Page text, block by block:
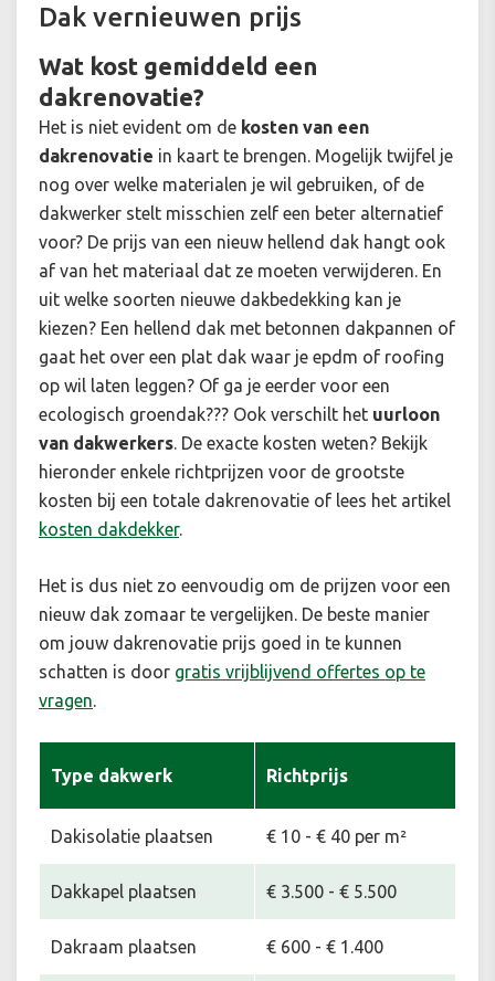
Dak vernieuwen prijs
Wat kost gemiddeld een
dakrenovatie?
Het is niet evident om de kosten van een
dakrenovatie in kaart te brengen. Mogelijk twijfel je
nog over welke materialen je wil gebruiken, of de
dakwerker stelt misschien zelf een beter alternatief
voor? De prijs van een nieuw hellend dak hangt ook
af van het materiaal dat ze moeten verwijderen. En
uit welke soorten nieuwe dakbedekking kan je
kiezen? Een hellend dak met betonnen dakpannen of
gaat het over een plat dak waar je epdm of roofing
op wil laten leggen? Of ga je eerder voor een
ecologisch groendak??? Ook verschilt het uurloon
van dakwerkers. De exacte kosten weten? Bekijk
hieronder enkele richtprijzen voor de grootste
kosten bij een totale dakrenovatie of lees het artikel
kosten dakdekker.
Het is dus niet zo eenvoudig om de prijzen voor een
nieuw dak zomaar te vergelijken. De beste manier
om jouw dakrenovatie prijs goed in te kunnen
schatten is door gratis vrijblijvend offertes op te
vragen.
Type dakwerk Richtprijs
Dakisolatie plaatsen € 10 - € 40 per m²
Dakkapel plaatsen € 3.500 - € 5.500
Dakraam plaatsen € 600 - € 1.400